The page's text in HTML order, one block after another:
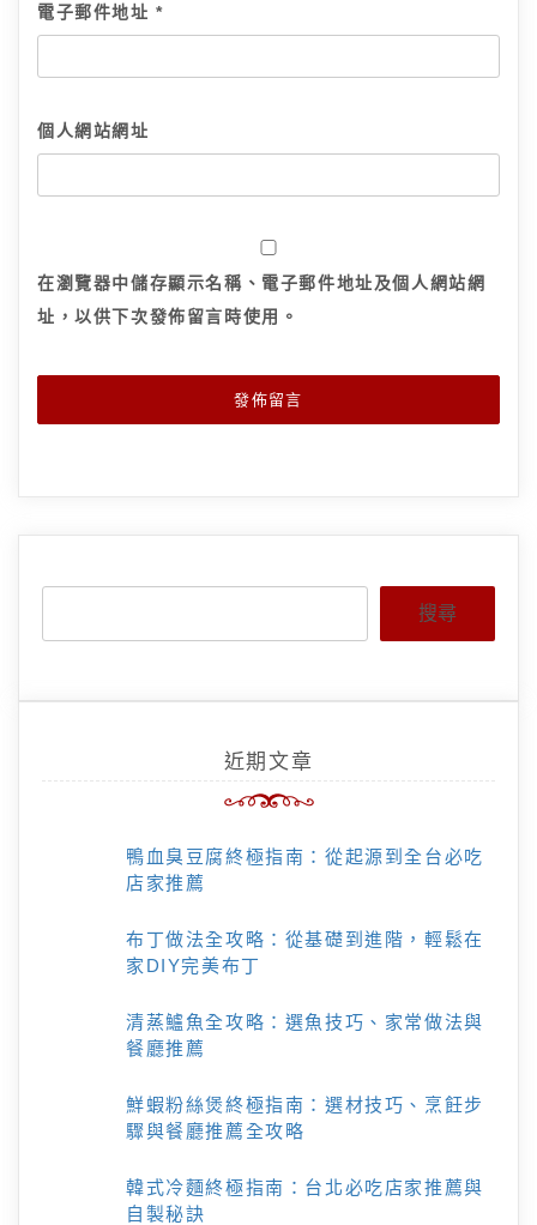
電子郵件地址*
個人網站網址
在瀏覽器中儲存顯示名稱、電子郵件地址及個人網站網
址，以供下次發佈留言時使用。
搜尋
近期文章
鴨血臭豆腐終極指南：從起源到全台必吃
店家推薦
布丁做法全攻略：從基礎到進階，輕鬆在
家DIY完美布丁
清蒸鱸魚全攻略：選魚技巧、家常做法與
餐廳推薦
鮮蝦粉絲煲終極指南：選材技巧、烹飪步
驟與餐廳推薦全攻略
韓式冷麵終極指南：台北必吃店家推薦與
自製秘訣